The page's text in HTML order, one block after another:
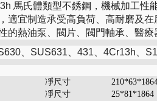
馬氏體類型不銹鋼，機械加工性
適宜制造承受高負荷、高耐磨及
的熱油泵、閥片、閥門軸承、醫
、SUS631、431、4Cr13h、
凈尺寸
凈尺寸
25*81*1864